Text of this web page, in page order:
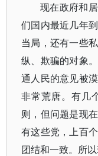
现在政府和
们国内最近几年
当局，还有一些
纵、欺骗的对象
通人民的意见被
非常荒唐。有几
则，但问题是现
有这些党，上百
团结和一致。所